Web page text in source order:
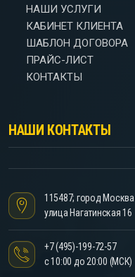
НАШИ УСЛУГИ
КАБИНЕТ КЛИЕНТА
ШАБЛОН ДОГОВОРА
ПРАЙС-ЛИСТ
КОНТАКТЫ
НАШИ КОНТАКТЫ
115487; город Москва
улица Нагатинская 16
+7 (495)-199-72-57
с 10:00 до 20:00 (МСК)